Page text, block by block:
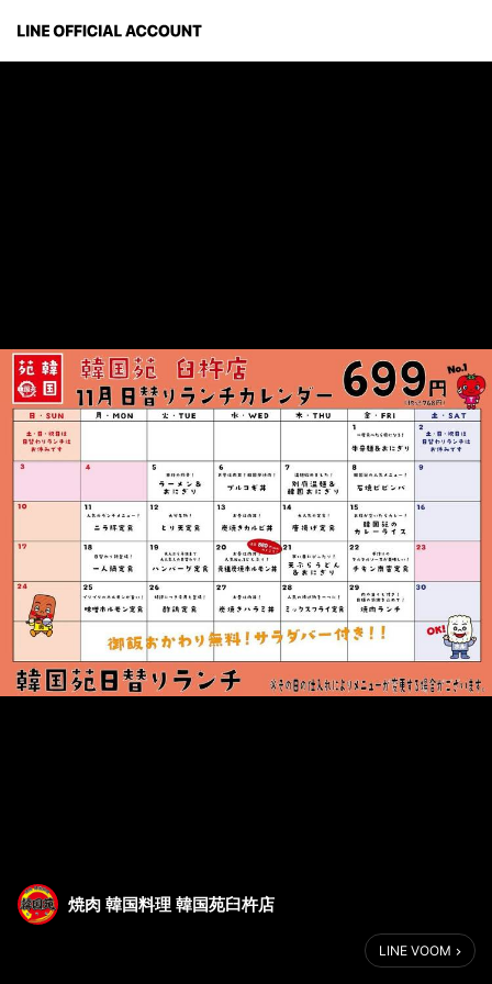
焼肉 韓国料理 韓国苑臼杵店
LINE VOOM